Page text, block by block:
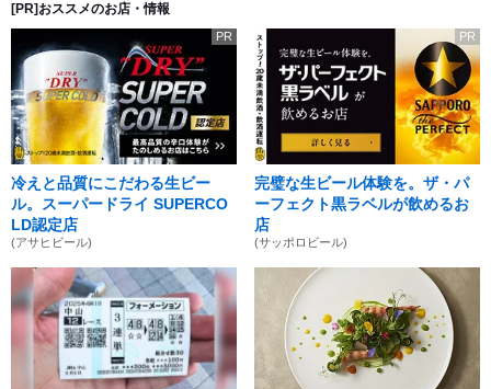
[PR]おススメのお店・情報
PR
冷えと品質にこだわる生ビー
ル。スーパードライ SUPERCO
LD認定店
(アサヒビール)
PR
完璧な生ビール体験を。ザ・パ
ーフェクト黒ラベルが飲めるお
店
(サッポロビール)